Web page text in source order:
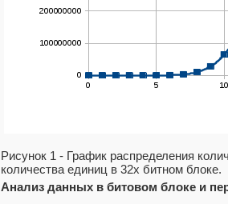
Рисунок 1 - График распределения
количества единиц в 32х битном блоке.
Анализ данных в битовом блоке и